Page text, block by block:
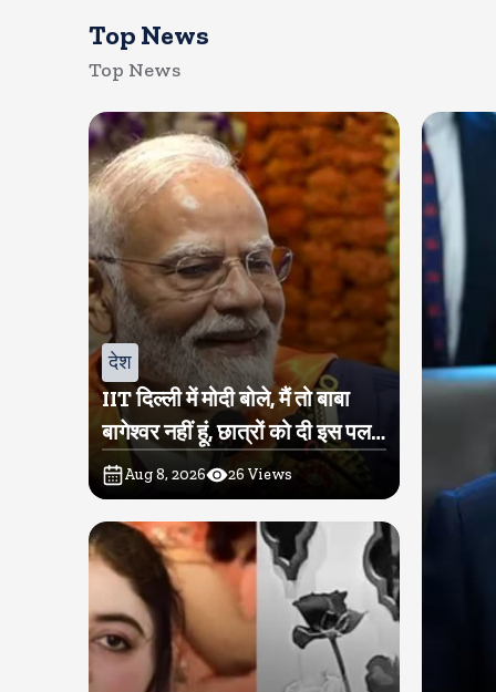
Top News
Top News
देश
IIT दिल्ली में मोदी बोले, मैं तो बाबा
बागेश्वर नहीं हूं, छात्रों को दी इस पल
को जीने की नसीहत
Aug 8, 2026 26 Views